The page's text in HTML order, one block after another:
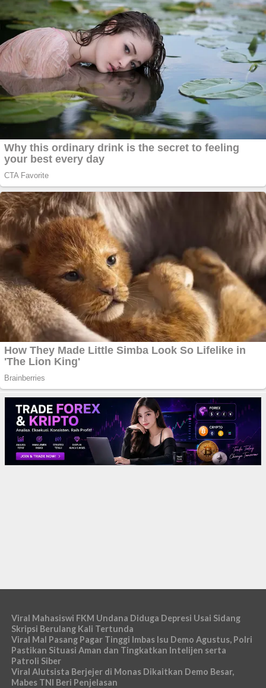
Viral Mahasiswi FKM Undana Diduga Depresi Usai Sidang
Skripsi Berulang Kali Tertunda
Viral Mal Pasang Pagar Tinggi Imbas Isu Demo Agustus, Polri
Pastikan Situasi Aman dan Tingkatkan Intelijen serta
Patroli Siber
Viral Alutsista Berjejer di Monas Dikaitkan Demo Besar,
Mabes TNI Beri Penjelasan